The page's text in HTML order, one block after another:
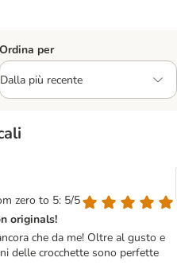
Ordina per
zero to 5: 5/5
originals!
che da me! Oltre al gusto e
delle crocchette sono perfette